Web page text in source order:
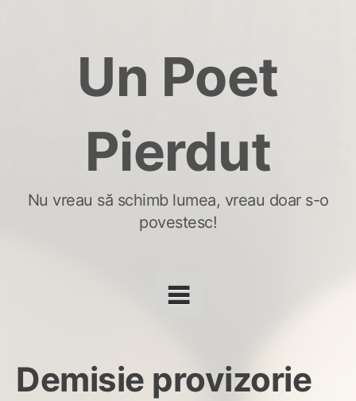
Un Poet
Pierdut
Nu vreau să schimb lumea, vreau doar s-o
povestesc!
Demisie provizorie